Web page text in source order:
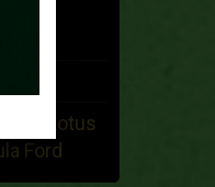
: Lotus
Ford